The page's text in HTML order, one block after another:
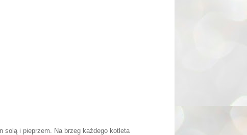
i pieprzem. Na brzeg każdego kotleta